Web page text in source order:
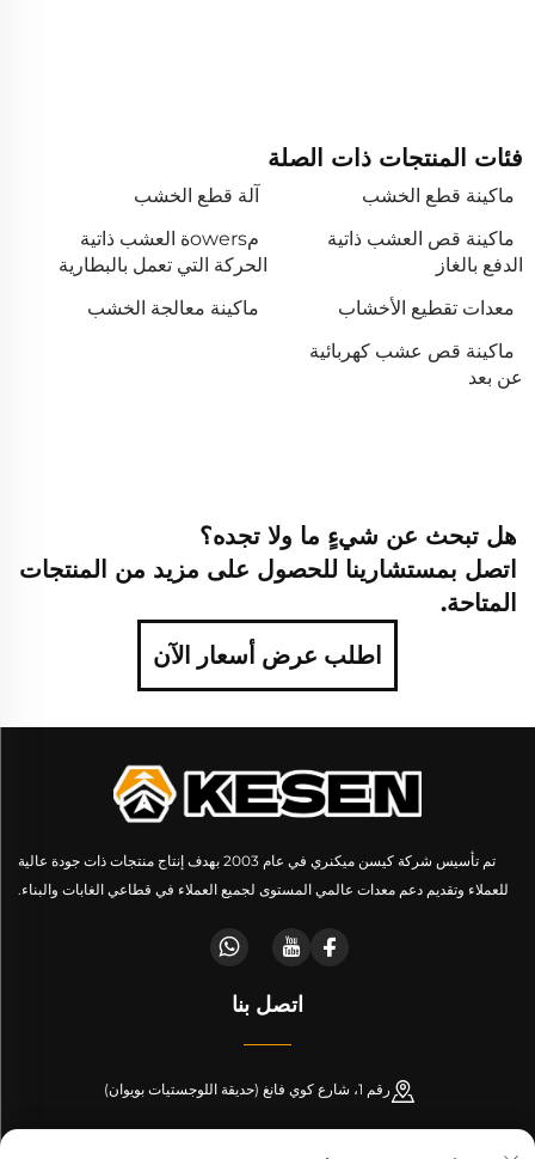
فئات المنتجات ذات الصلة
ماكينة قطع الخشب
آلة قطع الخشب
ماكينة قص العشب ذاتية
الدفع بالغاز
مowersة العشب ذاتية
الحركة التي تعمل بالبطارية
معدات تقطيع الأخشاب
ماكينة معالجة الخشب
ماكينة قص عشب كهربائية
عن بعد
هل تبحث عن شيءٍ ما ولا تجده؟
اتصل بمستشارينا للحصول على مزيد من المنتجات
المتاحة.
اطلب عرض أسعار الآن
تم تأسيس شركة كيسن ميكنري في عام 2003 بهدف إنتاج منتجات ذات جودة عالية
للعملاء وتقديم دعم معدات عالمي المستوى لجميع العملاء في قطاعي الغابات والبناء.
اتصل بنا
رقم 1، شارع كوي فانغ (حديقة اللوجستيات بويوان)